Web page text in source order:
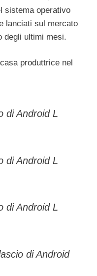
sistema operativo
lanciati sul mercato
degli ultimi mesi.
produttrice nel
di Android L
di Android L
di Android L
di Android